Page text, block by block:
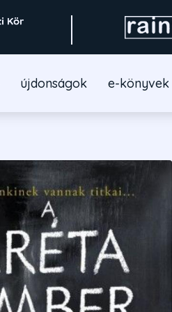
újdonságok e-könyvek